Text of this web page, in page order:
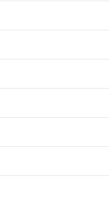
エステル類４物質の対
応日を記載しておりまし
切替を完了しているこ